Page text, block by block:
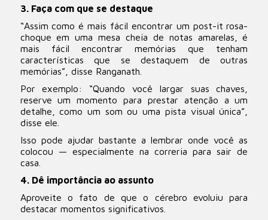
3. Faça com que se destaque
“Assim como é mais fácil encontrar um post-it rosa-
choque em uma mesa cheia de notas amarelas, é
mais fácil encontrar memórias que tenham
características que se destaquem de outras
memórias”, disse Ranganath.
Por exemplo: “Quando você largar suas chaves,
reserve um momento para prestar atenção a um
detalhe, como um som ou uma pista visual única”,
disse ele.
Isso pode ajudar bastante a lembrar onde você as
colocou — especialmente na correria para sair de
casa.
4. Dê importância ao assunto
Aproveite o fato de que o cérebro evoluiu para
destacar momentos significativos.